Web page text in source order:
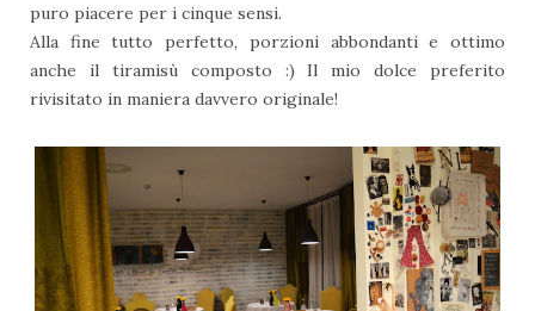
puro piacere per i cinque sensi.
Alla fine tutto perfetto, porzioni abbondanti e ottimo
anche il tiramisù composto :) Il mio dolce preferito
rivisitato in maniera davvero originale!